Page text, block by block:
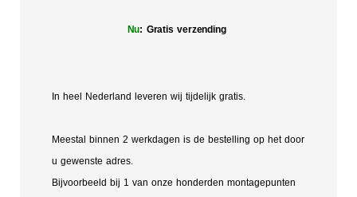
Nu: Gratis verzending
In heel Nederland leveren wij tijdelijk gratis.
Meestal binnen 2 werkdagen is de bestelling op het door
u gewenste adres.
Bijvoorbeeld bij 1 van onze honderden montagepunten